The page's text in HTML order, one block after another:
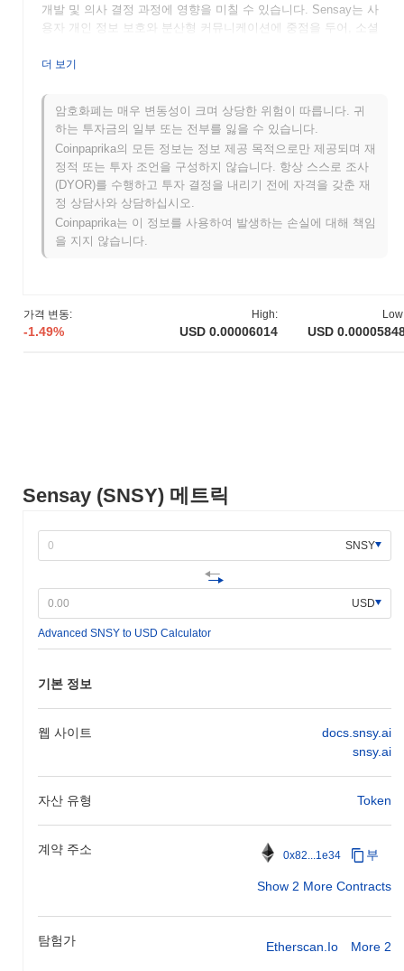
Sensay (SNSY) 메트릭
SNSY
USD
Advanced SNSY to USD Calculator
기본 정보
웹 사이트
docs.snsy.ai
snsy.ai
자산 유형 Token
계약 주소 0x82...1e34 부
Show 2 More Contracts
탐험가 Etherscan.io More 2
가격 변동:
-1.49%
High:
USD 0.00006014 USD
개발 및 의사 결정 과정에 영향을 미칠 수 있습니다. Sensay는 사
용자 개인 정보 보호와 분산형 커뮤니케이션에 중점을 두어, 소셜
로 자리 잡고 있습니다. 블록체인 기술을 통합함으로써 Sensay는
전통적인 소셜 네트워킹 플랫폼에서 흔히 나타나는 우려를 해결하
고자 합니다.
Sensay는 언제 어떻게 시작되었나요?
Sensay는 2018년 4월에 창립 팀이 프로젝트의 비전과 기술적 프
레임워크를 설명하는 백서를 발표하면서 시작되었습니다. 이 프로
들이 플랫폼의 기능을 실험할 수 있도록 했습니다. 성공적인 테스
트 단계를 거친 후, Sensay는 2018년 12월에 메인넷을 출시하며
초기 배포는 2019년 초에 진행된 초기 코인 제공(ICO)을 통해 이루
어졌으며, 이는 추가 개발 및 생태계 확장을 위한 자금을 모으기 위
2024년 1분기를 목표로 하고 있습니다. 이 업그레이드는 거래 효율
성과 전반적인 플랫폼 성능을 개선할 새로운 기능을 도입할 것으로
파트너와의 통합 작업을 진행 중이며, 이러한 파트너십은 2024년
중반까지 마무리될 것으로 예상됩니다. 이러한 이니셔티브는
Sensay의 기능성과 사용자 참여를 강화하기 위해 설계되었으며,
공식 커뮤니케이션 채널을 통해 진행 상황이 모니터링되고 있습니
다.
Sensay의 차별점은 무엇인가요?
Sensay는 중개자 없이 원활한 피어 투 피어 상호작용을 가능하게
하는 분산형 커뮤니케이션 프로토콜의 혁신적인 사용으로 차별화
됩니다. 이 아키텍처는 높은 처리량과 낮은 지연 시간을 지원하여
실시간 애플리케이션에 적합합니다. Sensay는 사용자들이 의사
결정 과정에 참여할 수 있도록 하는 독특한 거버넌스 모델을 통합
에 상호작용할 수 있도록 하여 유용성과 도달 범위를 향상시킵니
를 제공합니다. 더욱이, Sensay는 다양한 블록체인 프로젝트 및 조
을 확장하고 있습니다. 이러한 요소들은 Sensay가 더 넓은 환경에
더 보기
암호화폐는 매우 변동성이 크며 상당한 위험이 따릅니다. 귀
하는 투자금의 일부 또는 전부를 잃을 수 있습니다.
Coinpaprika의 모든 정보는 정보 제공 목적으로만 제공되며 재
정적 또는 투자 조언을 구성하지 않습니다. 항상 스스로 조사
(DYOR)를 수행하고 투자 결정을 내리기 전에 자격을 갖춘 재
정 상담사와 상담하십시오.
Coinpaprika는 이 정보를 사용하여 발생하는 손실에 대해 책임
을 지지 않습니다.